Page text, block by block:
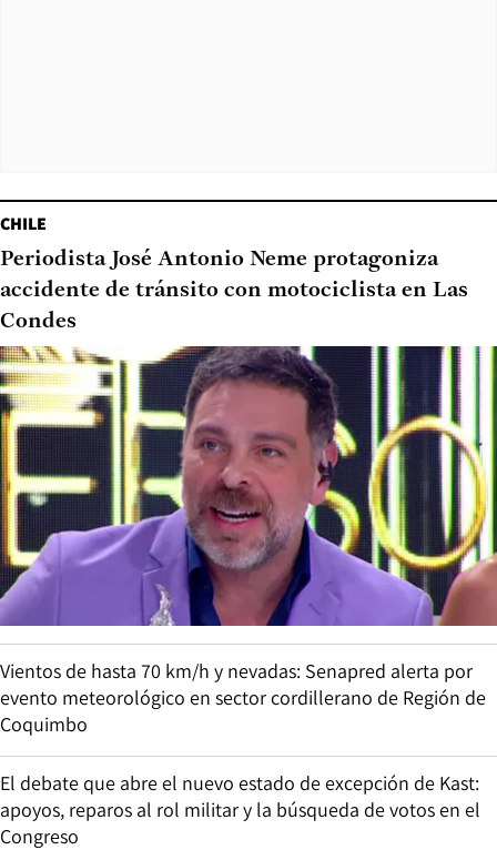
CHILE
Periodista José Antonio Neme protagoniza
accidente de tránsito con motociclista en Las
Condes
Vientos de hasta 70 km/h y nevadas: Senapred alerta por
evento meteorológico en sector cordillerano de Región de
Coquimbo
El debate que abre el nuevo estado de excepción de Kast:
apoyos, reparos al rol militar y la búsqueda de votos en el
Congreso